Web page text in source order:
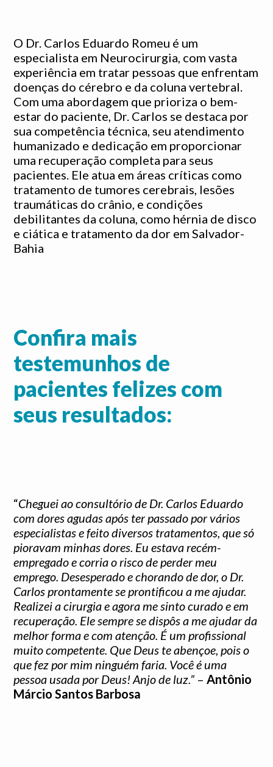
O Dr. Carlos Eduardo Romeu é um
especialista em Neurocirurgia, com vasta
experiência em tratar pessoas que enfrentam
doenças do cérebro e da coluna vertebral.
Com uma abordagem que prioriza o bem-
estar do paciente, Dr. Carlos se destaca por
sua competência técnica, seu atendimento
humanizado e dedicação em proporcionar
uma recuperação completa para seus
pacientes. Ele atua em áreas críticas como
tratamento de tumores cerebrais, lesões
traumáticas do crânio, e condições
debilitantes da coluna, como hérnia de disco
e ciática e tratamento da dor em Salvador-
Bahia
Confira mais
testemunhos de
pacientes felizes com
seus resultados:
“Cheguei ao consultório de Dr. Carlos Eduardo
com dores agudas após ter passado por vários
especialistas e feito diversos tratamentos, que só
pioravam minhas dores. Eu estava recém-
empregado e corria o risco de perder meu
emprego. Desesperado e chorando de dor, o Dr.
Carlos prontamente se prontificou a me ajudar.
Realizei a cirurgia e agora me sinto curado e em
recuperação. Ele sempre se dispôs a me ajudar da
melhor forma e com atenção. É um profissional
muito competente. Que Deus te abençoe, pois o
que fez por mim ninguém faria. Você é uma
pessoa usada por Deus! Anjo de luz.” –Antônio
Márcio Santos Barbosa